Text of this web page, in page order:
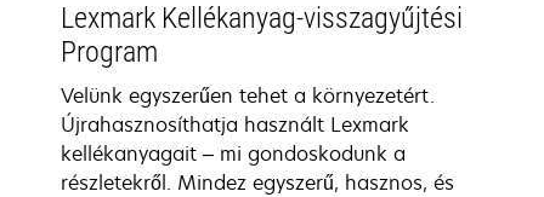
Lexmark Kellékanyag-visszagyűjtési
Program
Velünk egyszerűen tehet a környezetért.
Újrahasznosíthatja használt Lexmark
kellékanyagait – mi gondoskodunk a
részletekről. Mindez egyszerű, hasznos, és